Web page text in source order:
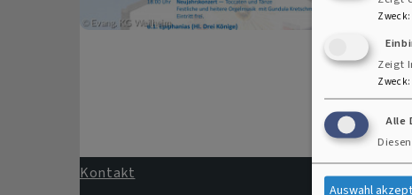
Kontakt
Zweck:
Zeigt
Zweck:
Alle
Auswahl